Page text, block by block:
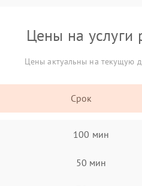
Цены на услуги
Цены актуальны на текущую
Срок
100 мин
50 мин